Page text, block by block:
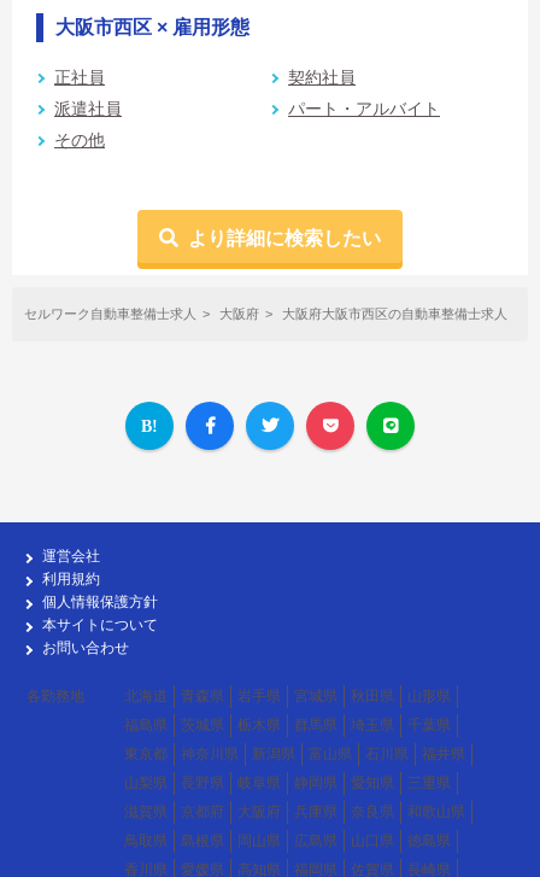
大阪市西区 × 雇用形態
正社員
契約社員
派遣社員
パート・アルバイト
その他
より詳細に検索したい
セルワーク自動車整備士求人 大阪府 大阪府大阪市西区の自動車整備士求人
運営会社
利用規約
個人情報保護方針
本サイトについて
お問い合わせ
各勤務地 北海道 青森県 岩手県 宮城県 秋田県
山形県
福島県
茨城県 栃木県 群馬県 埼玉県
千葉県
東京都
神奈川県 新潟県 富山県 石川県
福井県
山梨県
長野県 岐阜県 静岡県 愛知県
三重県
滋賀県
京都府 大阪府 兵庫県 奈良県
和歌山県
鳥取県
島根県 岡山県 広島県 山口県
徳島県
香川県
愛媛県 高知県 福岡県 佐賀県 長崎県